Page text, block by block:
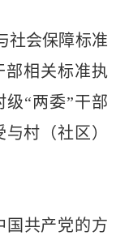
会保障标准
部相关标准执
“两委”干部
村（社区）
国共产党的方